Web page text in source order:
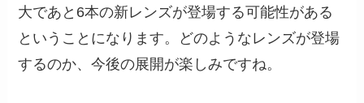
大であと6本の新レンズが登場する可能性がある
ということになります。どのようなレンズが登場
するのか、今後の展開が楽しみですね。